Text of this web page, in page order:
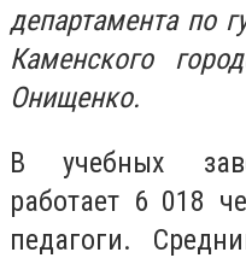
департамента по
Каменского
Онищенко.
В учебных
работает 6 018
педагоги.